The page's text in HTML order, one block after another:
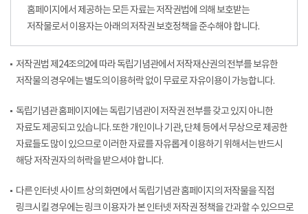
홈페이지에서 제공하는 모든 자료는 저작권법에 의해 보호받는
저작물로서 이용자는 아래의 저작권 보호정책을 준수해야 합니다.
저작권법 제24조의2에 따라 독립기념관에서 저작재산권의 전부를 보유한
저작물의 경우에는 별도의 이용허락 없이 무료로 자유이용이 가능합니다.
독립기념관 홈페이지에는 독립기념관이 저작권 전부를 갖고 있지 아니한
자료도 제공되고 있습니다. 또한 개인이나 기관, 단체 등에서 무상으로 제공한
자료들도 많이 있으므로 이러한 자료를 자유롭게 이용하기 위해서는 반드시
해당 저작권자의 허락을 받으셔야 합니다.
다른 인터넷 사이트 상의 화면에서 독립기념관 홈페이지의 저작물을 직접
링크시킬 경우에는 링크 이용자가 본 인터넷 저작권 정책을 간과할 수 있으므로